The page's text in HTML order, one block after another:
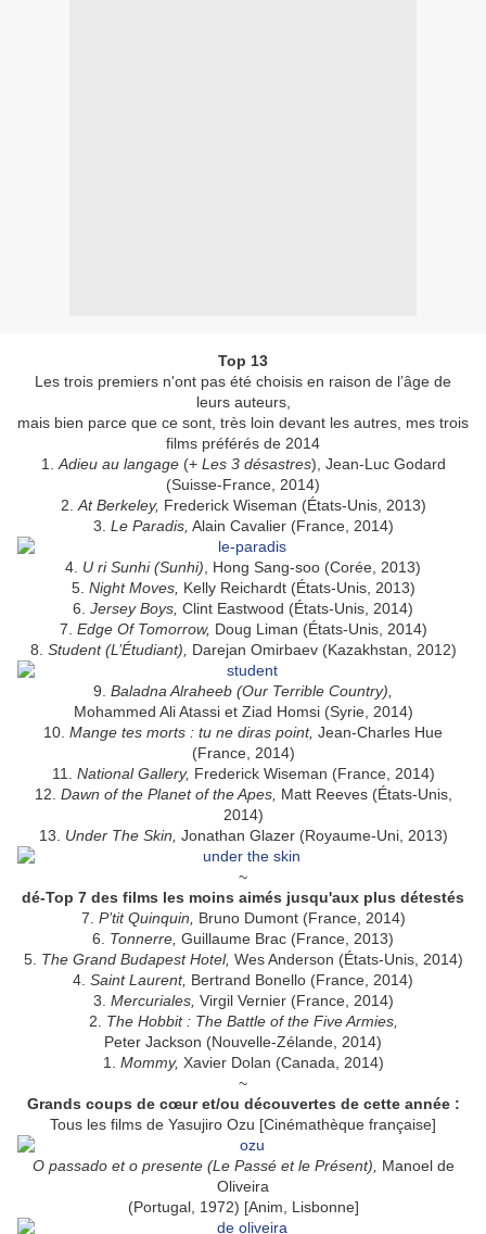
Top 13
Les trois premiers n'ont pas été choisis en raison de l’âge de
leurs auteurs,
mais bien parce que ce sont, très loin devant les autres, mes trois
films préférés de 2014
1. Adieu au langage(+ Les 3 désastres), Jean-Luc Godard
(Suisse-France, 2014)
2. At Berkeley, Frederick Wiseman (États-Unis, 2013)
3. Le Paradis, Alain Cavalier (France, 2014)
4. U ri Sunhi (Sunhi) , Hong Sang-soo (Corée, 2013)
5. Night Moves, Kelly Reichardt (États-Unis, 2013)
6. Jersey Boys, Clint Eastwood (États-Unis, 2014)
7. Edge Of Tomorrow, Doug Liman (États-Unis, 2014)
8. Student (L’Étudiant), Darejan Omirbaev (Kazakhstan, 2012)
9. Baladna Alraheeb (Our Terrible Country),
Mohammed Ali Atassi et Ziad Homsi (Syrie, 2014)
10. Mange tes morts : tu ne diras point, Jean-Charles Hue
(France, 2014)
11. National Gallery, Frederick Wiseman (France, 2014)
12. Dawn of the Planet of the Apes, Matt Reeves (États-Unis,
2014)
13. Under The Skin, Jonathan Glazer (Royaume-Uni, 2013)
~
dé-Top 7 des films les moins aimés jusqu'aux plus détestés
7. P’tit Quinquin,
Bruno Dumont (France, 2014)
6. Tonnerre, Guillaume Brac (France, 2013)
5. The Grand Budapest Hotel, Wes Anderson (États-Unis, 2014)
4. Saint Laurent, Bertrand Bonello (France, 2014)
3. Mercuriales, Virgil Vernier (France, 2014)
2. The Hobbit : The Battle of the Five Armies,
Peter Jackson (Nouvelle-Zélande, 2014)
1. Mommy, Xavier Dolan (Canada, 2014)
~
Grands coups de cœur et/ou découvertes de cette année :
Tous les films de Yasujiro Ozu [Cinémathèque française]
O passado et o presente (Le Passé et le Présent), Manoel de
Oliveira
(Portugal, 1972) [Anim, Lisbonne]